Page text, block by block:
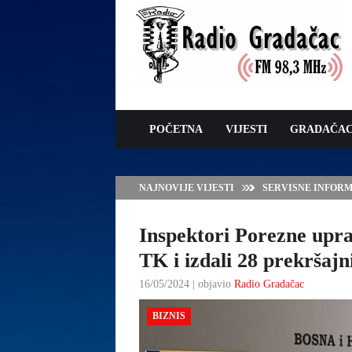
POČETNA VIJESTI
NAJNOVIJE VIJESTI
VLADA TK –
GRADAČCA
Inspektori Porezne
TK i izdali 28
16/05/2024 | objavio Radio Gradačac
BIZNIS